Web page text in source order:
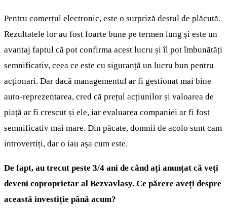
Pentru comerțul electronic, este o surpriză destul de plăcută.
Rezultatele lor au fost foarte bune pe termen lung și este un
avantaj faptul că pot confirma acest lucru și îl pot îmbunătăți
semnificativ, ceea ce este cu siguranță un lucru bun pentru
acționari. Dar dacă managementul ar fi gestionat mai bine
auto-reprezentarea, cred că prețul acțiunilor și valoarea de
piață ar fi crescut și ele, iar evaluarea companiei ar fi fost
semnificativ mai mare. Din păcate, domnii de acolo sunt cam
introvertiți, dar o iau așa cum este.
De fapt, au trecut peste 3/4 ani de când ați anunțat că veți
deveni coproprietar al Bezvavlasy. Ce părere aveți despre
această investiție până acum?